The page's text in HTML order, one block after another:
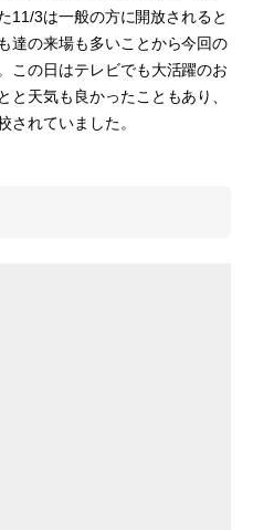
11/3は一般の方に開放されると
達の来場も多いことから今回の
この日はテレビでも大活躍のお
天気も良かったこともあり、
されていました。